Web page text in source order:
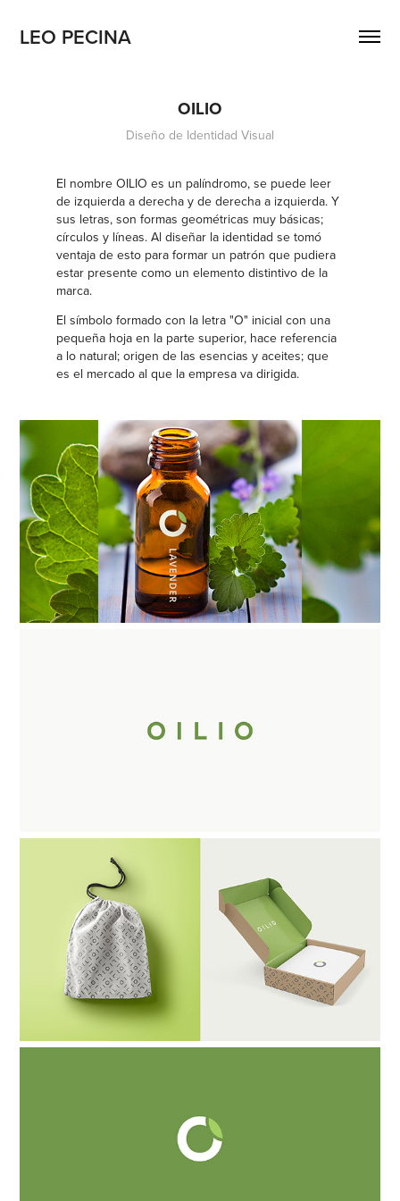
LEO PECINA
OILIO
Diseño de Identidad Visual
El nombre OILIO es un palíndromo, se puede leer
de izquierda a derecha y de derecha a izquierda. Y
sus letras, son formas geométricas muy básicas;
círculos y líneas. Al diseñar la identidad se tomó
ventaja de esto para formar un patrón que pudiera
estar presente como un elemento distintivo de la
marca.
El símbolo formado con la letra "O" inicial con una
pequeña hoja en la parte superior, hace referencia
a lo natural; origen de las esencias y aceites; que
es el mercado al que la empresa va dirigida.